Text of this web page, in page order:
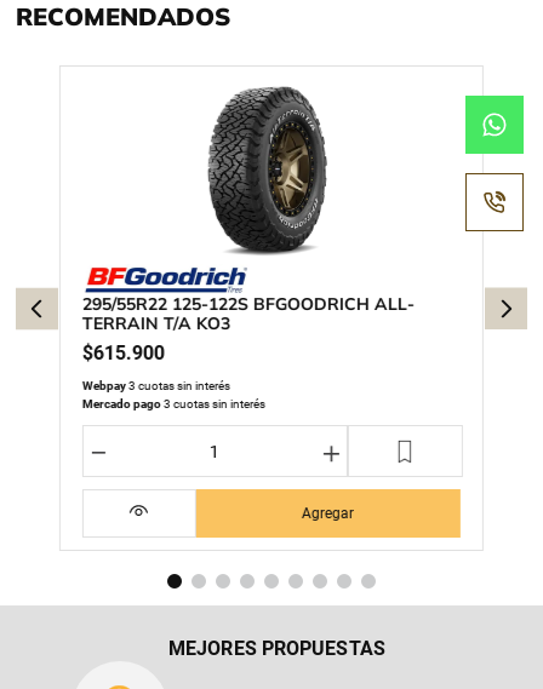
RECOMENDADOS
295/55R22 125-122S BFGOODRICH ALL-
TERRAIN T/A KO3
$615.900
Webpay3 cuotas sin interés
Mercado pago3 cuotas sin interés
＋
－
Agregar
MEJORES PROPUESTAS